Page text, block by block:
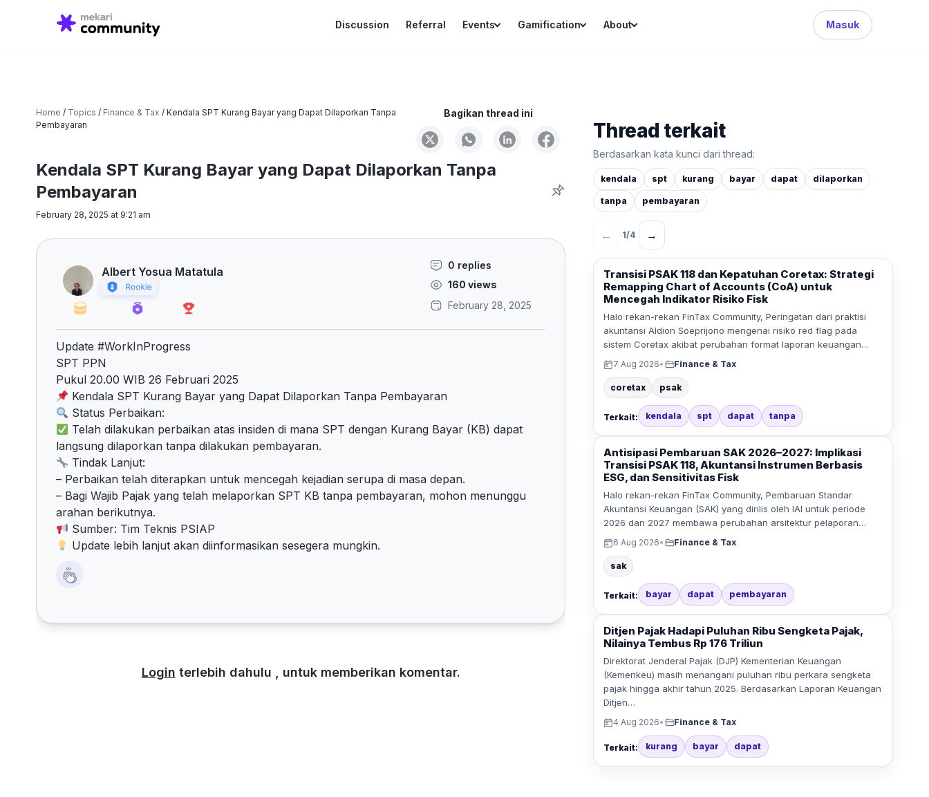
Discussion Referral Events Gamification About Masuk
for:
Search Button
Home / Topics / Finance & Tax / Kendala SPT Kurang Bayar yang Dapat Dilaporkan Tanpa
Pembayaran
Bagikan thread ini
Kendala SPT Kurang Bayar yang Dapat Dilaporkan Tanpa
Pembayaran
February 28, 2025 at 9:21 am
Albert Yosua Matatula
0 replies
160 views
February 28, 2025
Update #WorkInProgress
SPT PPN
Pukul 20.00 WIB 26 Februari 2025
Kendala SPT Kurang Bayar yang Dapat Dilaporkan Tanpa Pembayaran
Status Perbaikan:
Telah dilakukan perbaikan atas insiden di mana SPT dengan Kurang Bayar (KB) dapat
langsung dilaporkan tanpa dilakukan pembayaran.
Tindak Lanjut:
– Perbaikan telah diterapkan untuk mencegah kejadian serupa di masa depan.
– Bagi Wajib Pajak yang telah melaporkan SPT KB tanpa pembayaran, mohon menunggu
arahan berikutnya.
Sumber: Tim Teknis PSIAP
Update lebih lanjut akan diinformasikan sesegera mungkin.
Login terlebih dahulu , untuk memberikan komentar.
Thread terkait
Berdasarkan kata kunci dari thread:
kendala spt kurang bayar dapat dilaporkan
tanpa pembayaran
← 1/4 →
Transisi PSAK 118 dan Kepatuhan Coretax: Strategi
Remapping Chart of Accounts (CoA) untuk
Mencegah Indikator Risiko Fisk
Halo rekan-rekan FinTax Community, Peringatan dari praktisi
akuntansi Aldion Soeprijono mengenai risiko red flag pada
sistem Coretax akibat perubahan format laporan keuangan…
7 Aug 2026• Finance & Tax
coretax psak
Terkait: kendala spt dapat tanpa
Antisipasi Pembaruan SAK 2026–2027: Implikasi
Transisi PSAK 118, Akuntansi Instrumen Berbasis
ESG, dan Sensitivitas Fisk
Halo rekan-rekan FinTax Community, Pembaruan Standar
Akuntansi Keuangan (SAK) yang dirilis oleh IAI untuk periode
2026 dan 2027 membawa perubahan arsitektur pelaporan…
6 Aug 2026• Finance & Tax
sak
Terkait: bayar dapat pembayaran
Ditjen Pajak Hadapi Puluhan Ribu Sengketa Pajak,
Nilainya Tembus Rp 176 Triliun
Direktorat Jenderal Pajak (DJP) Kementerian Keuangan
(Kemenkeu) masih menangani puluhan ribu perkara sengketa
pajak hingga akhir tahun 2025. Berdasarkan Laporan Keuangan
Ditjen…
4 Aug 2026• Finance & Tax
Terkait: kurang bayar dapat